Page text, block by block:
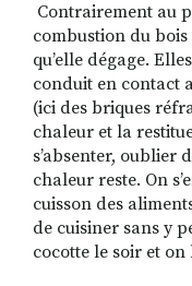
Contrairement au
combustion du
qu’elle dégage.
conduit en contact
(ici des briques
chaleur et la
s’absenter, oublier
chaleur reste. On
cuisson des
de cuisiner sans y
cocotte le soir et